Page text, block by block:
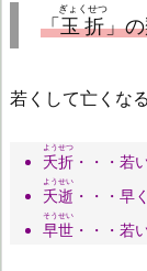
「玉折
ぎょくせつ
」
若くして亡くな
夭折
ようせつ
・・・若
夭逝
ようせい
・・・早
早世
そうせい
・・・若